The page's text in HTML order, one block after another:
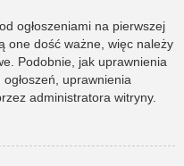
ogłoszeniami na pierwszej
one dość ważne, więc należy
Podobnie, jak uprawnienia
uprawnienia
administratora witryny.